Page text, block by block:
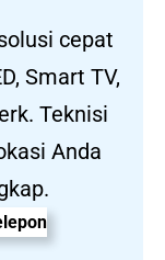
cepat
Smart TV,
Teknisi
Anda